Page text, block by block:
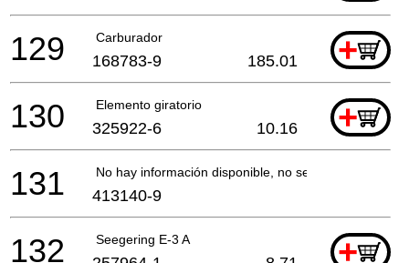
Carburador +
129 168783-9 185.01
Elemento giratorio +
130 325922-6 10.16
No hay información disponible, no se puede pedir
131 413140-9
Seegering E-3 A +
132